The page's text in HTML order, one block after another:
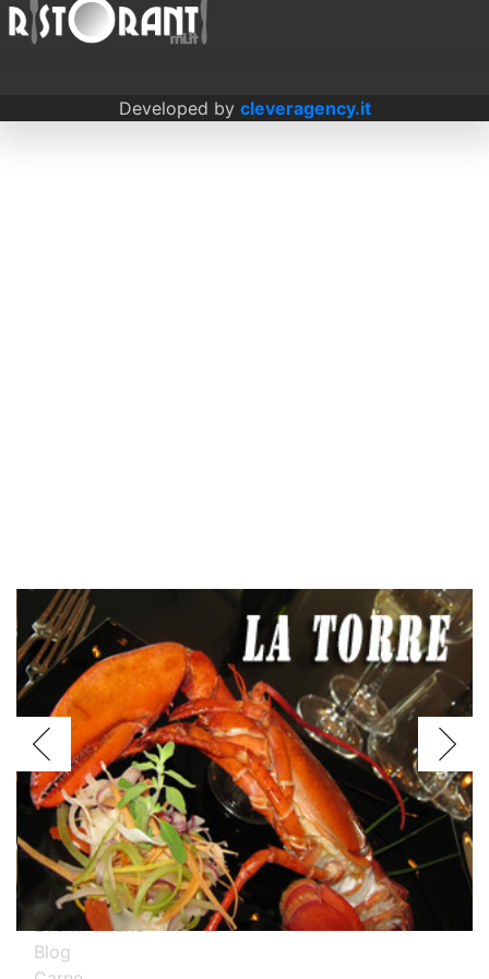
Argentini Cinesi
Giapponesi Spagnoli Thailandesi
Calabresi Campani Emiliani Liguri
Milanesi Piemontesi Pugliesi Romani
Toscani
Prova i nostri migliori ristoranti specializzati
Eventi Milano
Blog
Developed by cleveragency.it